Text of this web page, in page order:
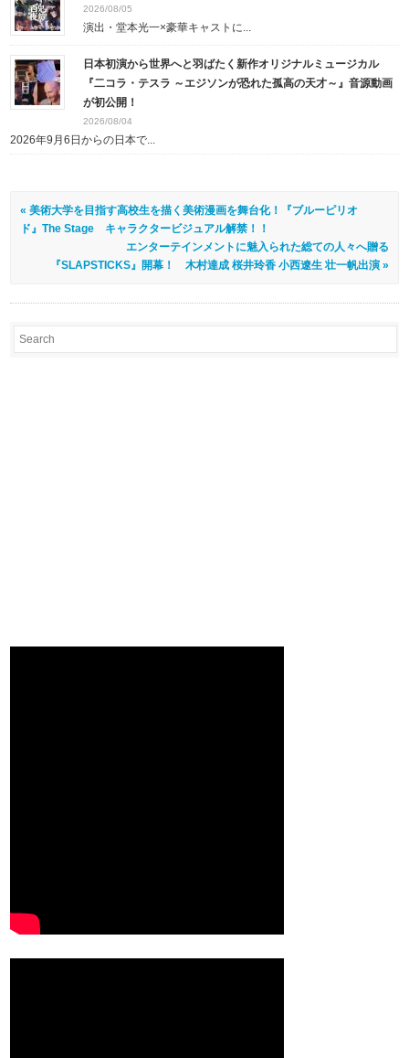
2026/08/05
演出・堂本光一×豪華キャストに...
日本初演から世界へと羽ばたく新作オリジナルミュージカル
『二コラ・テスラ ～エジソンが恐れた孤高の天才～』音源動画
が初公開！
2026/08/04
2026年9月6日からの日本で...
« 美術大学を目指す高校生を描く美術漫画を舞台化！『ブルーピリオ
ド』The Stage キャラクタービジュアル解禁！！
エンターテインメントに魅入られた総ての人々へ贈る
『SLAPSTICKS』開幕！ 木村達成 桜井玲香 小西遼生 壮一帆出演 »